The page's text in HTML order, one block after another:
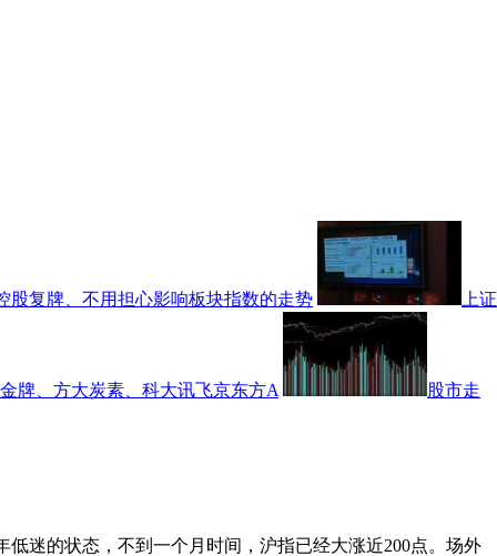
股复牌、不用担心影响板块指数的走势 上证
牌、方大炭素、科大讯飞京东方A 股市走
低迷的状态，不到一个月时间，沪指已经大涨近200点。场外